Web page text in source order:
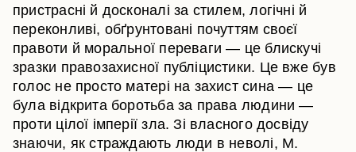
пристрасні й досконалі за стилем, логічні й
переконливі, обґрунтовані почуттям своєї
правоти й моральної переваги — це блискучі
зразки правозахисної публіцистики. Це вже був
голос не просто матері на захист сина — це
була відкрита боротьба за права людини —
проти цілої імперії зла. Зі власного досвіду
знаючи, як страждають люди в неволі, М.